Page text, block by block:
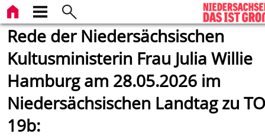
Rede der Niedersächsischen
Kultusministerin Frau Julia Willie
Hamburg am 28.05.2026 im
Niedersächsischen Landtag zu
19b: